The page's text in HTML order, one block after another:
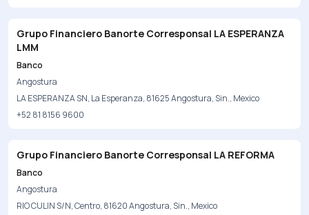
Grupo Financiero Banorte Corresponsal LA ESPERANZA
LMM
Banco
Angostura
LA ESPERANZA SN, La Esperanza, 81625 Angostura, Sin., Mexico
+52 81 8156 9600
Grupo Financiero Banorte Corresponsal LA REFORMA
Banco
Angostura
RIO CULIN S/N, Centro, 81620 Angostura, Sin., Mexico